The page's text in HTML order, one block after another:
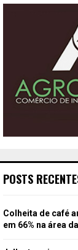
POSTS
Colheita de café
em 66% na área